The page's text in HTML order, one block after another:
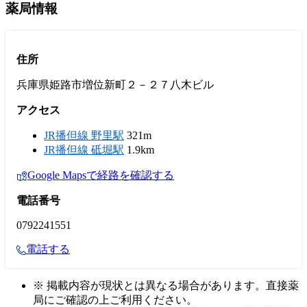
薬局情報
住所
兵庫県姫路市増位新町２－２７八木ビル
アクセス
JR播但線 野里駅 321m
JR播但線 砥堀駅 1.9km
Google Mapsで経路を確認する
電話番号
0792241551
電話する
※ 掲載内容が現状とは異なる場合があります。直接薬
局にご確認の上ご利用ください。